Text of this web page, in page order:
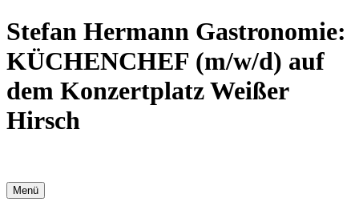
Stefan Hermann Gastronomie:
KÜCHENCHEF (m/w/d) auf
dem Konzertplatz Weißer
Hirsch
Menü